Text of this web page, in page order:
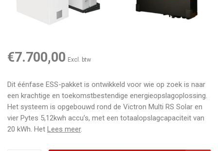
€7.700,00 Excl. btw
Dit éénfase ESS-pakket is ontwikkeld voor wie op zoek is naar
een krachtige en toekomstbestendige energieopslagoplossing.
Het systeem is opgebouwd rond de Victron Multi RS Solar en
vier Pytes 5,12kwh accu’s, met een totaalopslagcapaciteit van
20 kWh. Het Lees meer.